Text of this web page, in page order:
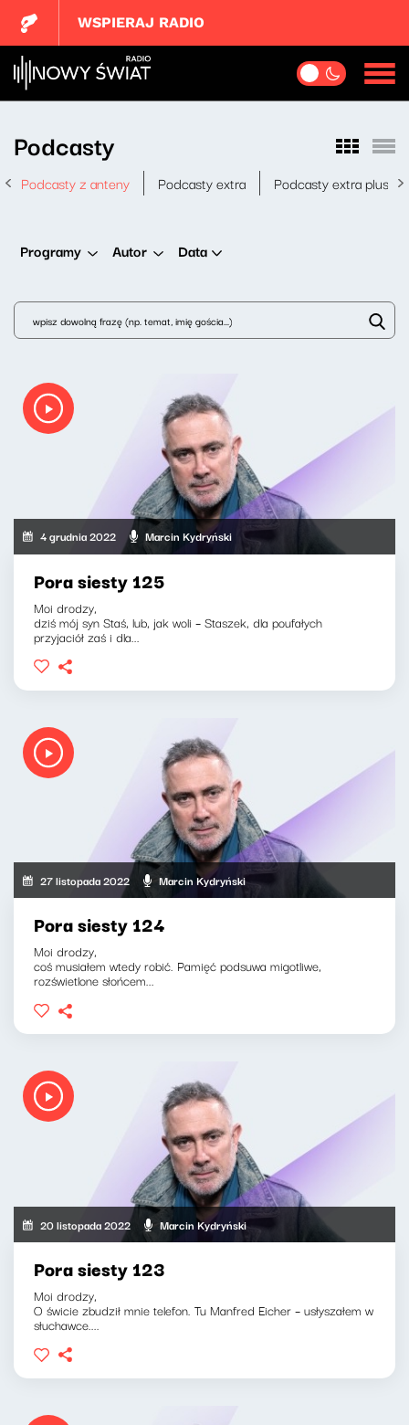
WSPIERAJ RADIO
Podcasty
Podcasty z anteny Podcasty extra Podcasty extra plus
Programy Autor Data
4 grudnia 2022 Marcin Kydryński
Pora siesty 125
Moi drodzy,
dziś mój syn Staś, lub, jak woli – Staszek, dla poufałych
przyjaciół zaś i dla...
27 listopada 2022 Marcin Kydryński
Pora siesty 124
Moi drodzy,
coś musiałem wtedy robić. Pamięć podsuwa migotliwe,
rozświetlone słońcem...
20 listopada 2022 Marcin Kydryński
Pora siesty 123
Moi drodzy,
O świcie zbudził mnie telefon. Tu Manfred Eicher – usłyszałem w
słuchawce....